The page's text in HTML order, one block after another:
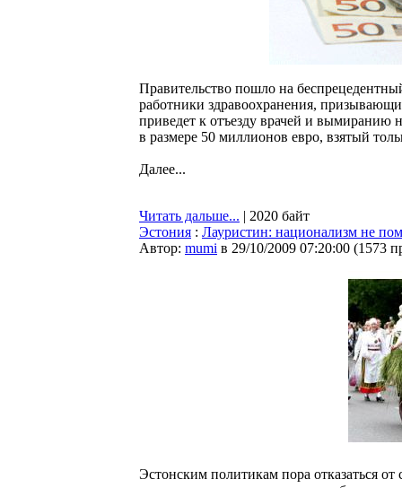
Правительство пошло на
работники здравоохранения,
приведет к отъезду врачей и вымиранию
в размере 50 миллионов евро, взятый
Далее...
Читать дальше... | 2020 байт
Эстония : Лауристин: национализм не
Автор: mumi в 29/10/2009 07:20:00 (1573
Эстонским политикам пора отказаться